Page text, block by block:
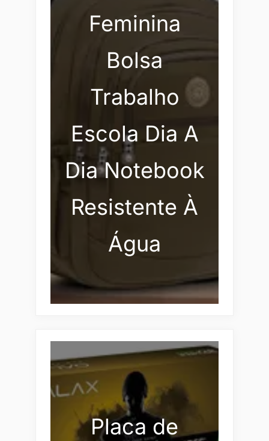
Feminina
Bolsa
Trabalho
Escola Dia A
Dia Notebook
Resistente À
Água
Placa de